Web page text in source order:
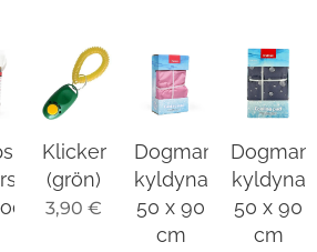
Klicker
(grön)
3,90 €
Dogman
kyldyna
50 x 90
cm
Dogman
kyldyna
50 x 90
cm